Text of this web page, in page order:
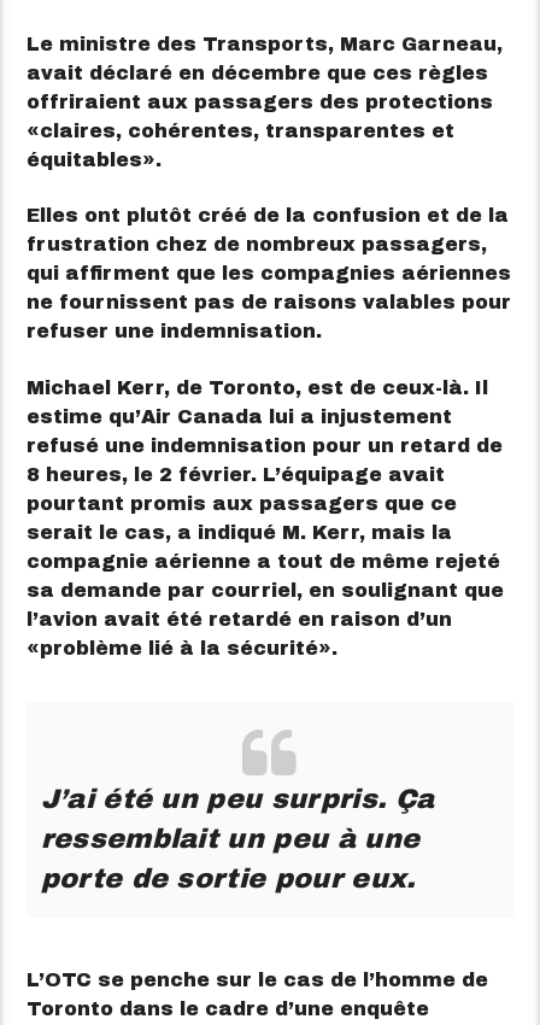
Le ministre des Transports, Marc Garneau,
avait déclaré en décembre que ces règles
offriraient aux passagers des protections
claires, cohérentes, transparentes et
équitables
.
Elles ont plutôt créé de la confusion et de la
frustration chez de nombreux passagers,
qui affirment que les compagnies aériennes
ne fournissent pas de raisons valables pour
refuser une indemnisation.
Michael Kerr, de Toronto, est de ceux-là. Il
estime qu’Air Canada lui a injustement
refusé une indemnisation pour un retard de
8 heures, le 2 février. L’équipage avait
pourtant promis aux passagers que ce
serait le cas, a indiqué M. Kerr, mais la
compagnie aérienne a tout de même rejeté
sa demande par courriel, en soulignant que
l’avion avait été retardé en raison d’un
problème lié à la sécurité
.
J’ai été un peu surpris. Ça
ressemblait un peu à une
porte de sortie pour eux.
L’OTC se penche sur le cas de l’homme de
Toronto dans le cadre d’une enquête